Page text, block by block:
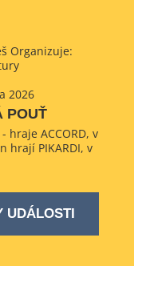
Organizuje:
2026
POUŤ
hraje ACCORD, v
hrají PIKARDI, v
UDÁLOSTI